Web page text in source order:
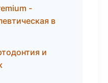
-
в
и